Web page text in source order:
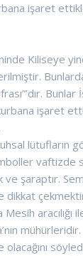
işaret
Kiliseye
Bunlar
işaret
lütufların
vaftizde
ve şaraptır.
Mesih aracılığı
olacağını